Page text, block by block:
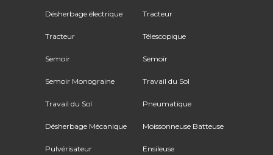
Désherbage électrique
Tracteur
Semoir
Semoir Monograine
Travail du Sol
Désherbage Mécanique
Pulvérisateur
Tracteur
Télescopique
Semoir
Travail du Sol
Pneumatique
Moissonneuse Batteuse
Ensileuse